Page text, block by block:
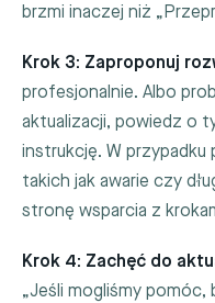
brzmi inaczej niż
Krok 3: Zaproponuj
profesjonalnie. Albo
aktualizacji, powiedz o
instrukcję. W
takich jak awarie czy
stronę wsparcia z
Krok 4: Zachęć do
„Jeśli mogliśmy